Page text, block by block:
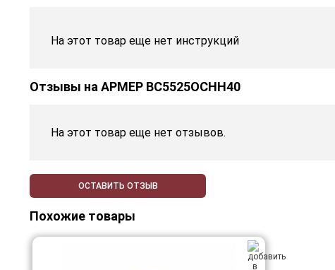
На этот товар еще нет инструкций
Отзывы наАРМЕР ВС5525ОСНН40
На этот товар еще нет отзывов.
ОСТАВИТЬ ОТЗЫВ
Похожие товары